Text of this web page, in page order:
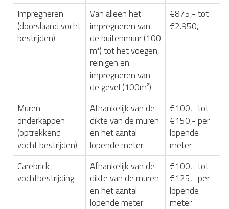
Impregneren
(doorslaand vocht
bestrijden)
Van alleen het
impregneren van
de buitenmuur (100
m²) tot het voegen,
reinigen en
impregneren van
de gevel (100m²)
€875,- tot
€2.950,-
Muren
onderkappen
(optrekkend
vocht bestrijden)
Afhankelijk van de
dikte van de muren
en het aantal
lopende meter
€100,- tot
€150,- per
lopende
meter
Carebrick
vochtbestrijding
Afhankelijk van de
dikte van de muren
en het aantal
lopende meter
€100,- tot
€125,- per
lopende
meter